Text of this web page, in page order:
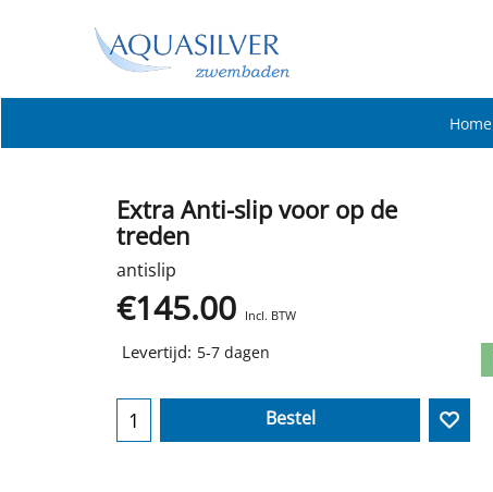
Home
Extra Anti-slip voor op de
treden
antislip
€145.00 Incl. BTW
Levertijd: 5-7 dagen
Bestel